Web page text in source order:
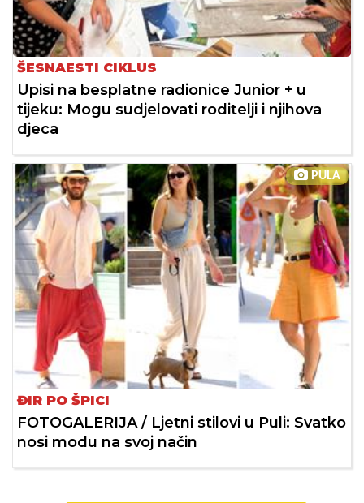
ŠESNAESTI CIKLUS
Upisi na besplatne radionice Junior + u
tijeku: Mogu sudjelovati roditelji i njihova
djeca
PULA
ĐIR PO ŠPICI
FOTOGALERIJA / Ljetni stilovi u Puli: Svatko
nosi modu na svoj način